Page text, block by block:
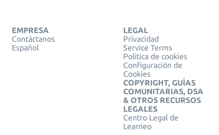
EMPRESA
Contáctanos
Español
LEGAL
Privacidad
Service Terms
Política de cookies
Configuración de
Cookies
COPYRIGHT, GUÍAS
COMUNITARIAS, DSA
& OTROS RECURSOS
LEGALES
Centro Legal de
Learneo